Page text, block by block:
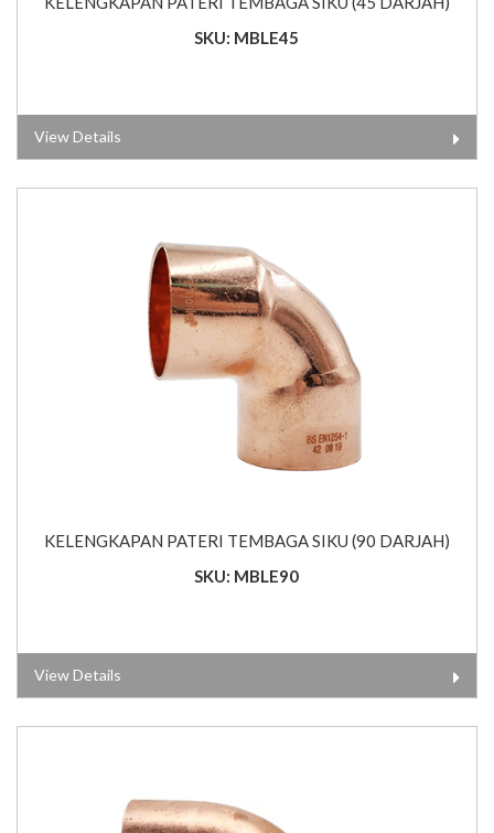
SKU: MBLE45
View Details
KELENGKAPAN PATERI TEMBAGA SIKU (90 DARJAH)
SKU: MBLE90
View Details